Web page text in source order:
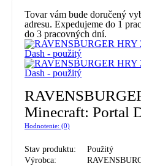
Tovar vám bude doručený
adresu. Expedujeme do 1
do 3 pracovných dní.
Minecraft: Portal
Hodnotenie: (0)
Stav produktu:
Použitý
Výrobca: